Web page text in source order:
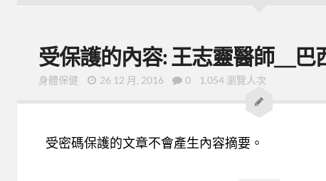
受保護的內容: 王志靈醫師＿巴
身體保健 26 12 月, 2016 0 1,054 瀏覽人次
受密碼保護的文章不會產生內容摘要。